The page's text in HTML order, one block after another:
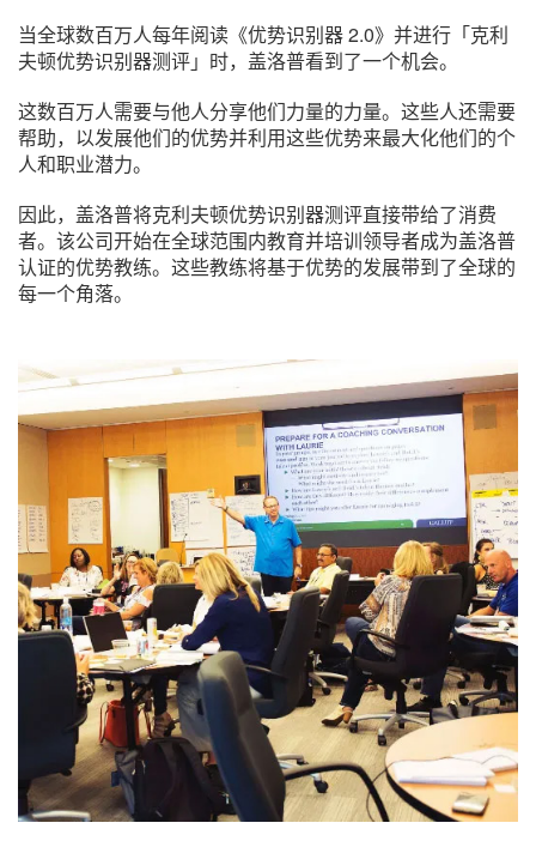
当全球数百万人每年阅读《优势识别器 2.0》并进行「克利
夫顿优势识别器测评」时，盖洛普看到了一个机会。
这数百万人需要与他人分享他们力量的力量。这些人还需要
帮助，以发展他们的优势并利用这些优势来最大化他们的个
人和职业潜力。
因此，盖洛普将克利夫顿优势识别器测评直接带给了消费
者。该公司开始在全球范围内教育并培训领导者成为盖洛普
认证的优势教练。这些教练将基于优势的发展带到了全球的
每一个角落。